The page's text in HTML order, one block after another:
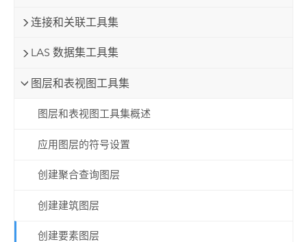
连接和关联工具集
LAS 数据集工具集
图层和表视图工具集
图层和表视图工具集概述
应用图层的符号设置
创建聚合查询图层
创建建筑图层
创建要素图层